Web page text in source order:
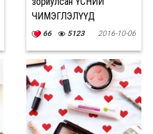
ЧИМЭГЛЭЛҮҮД
66 5123 2016-10-06